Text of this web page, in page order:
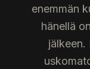
enemmän
hänellä
jälkeen.